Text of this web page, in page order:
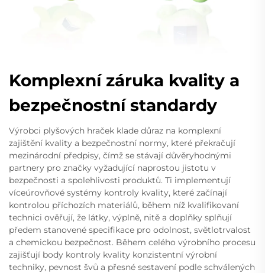
Komplexní záruka kvality a
bezpečnostní standardy
Výrobci plyšových hraček klade důraz na komplexní
zajištění kvality a bezpečnostní normy, které překračují
mezinárodní předpisy, čímž se stávají důvěryhodnými
partnery pro značky vyžadující naprostou jistotu v
bezpečnosti a spolehlivosti produktů. Ti implementují
víceúrovňové systémy kontroly kvality, které začínají
kontrolou příchozích materiálů, během níž kvalifikovaní
technici ověřují, že látky, výplně, nitě a doplňky splňují
předem stanovené specifikace pro odolnost, světlotrvalost
a chemickou bezpečnost. Během celého výrobního procesu
zajišťují body kontroly kvality konzistentní výrobní
techniky, pevnost švů a přesné sestavení podle schválených